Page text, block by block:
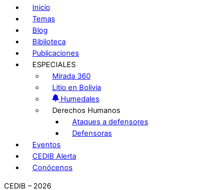
Inicio
Temas
Blog
Biblioteca
Publicaciones
ESPECIALES
Mirada 360
Litio en Bolivia
Humedales
Derechos Humanos
Ataques a defensores
Defensoras
Eventos
CEDIB Alerta
Conócenos
CEDIB – 2026